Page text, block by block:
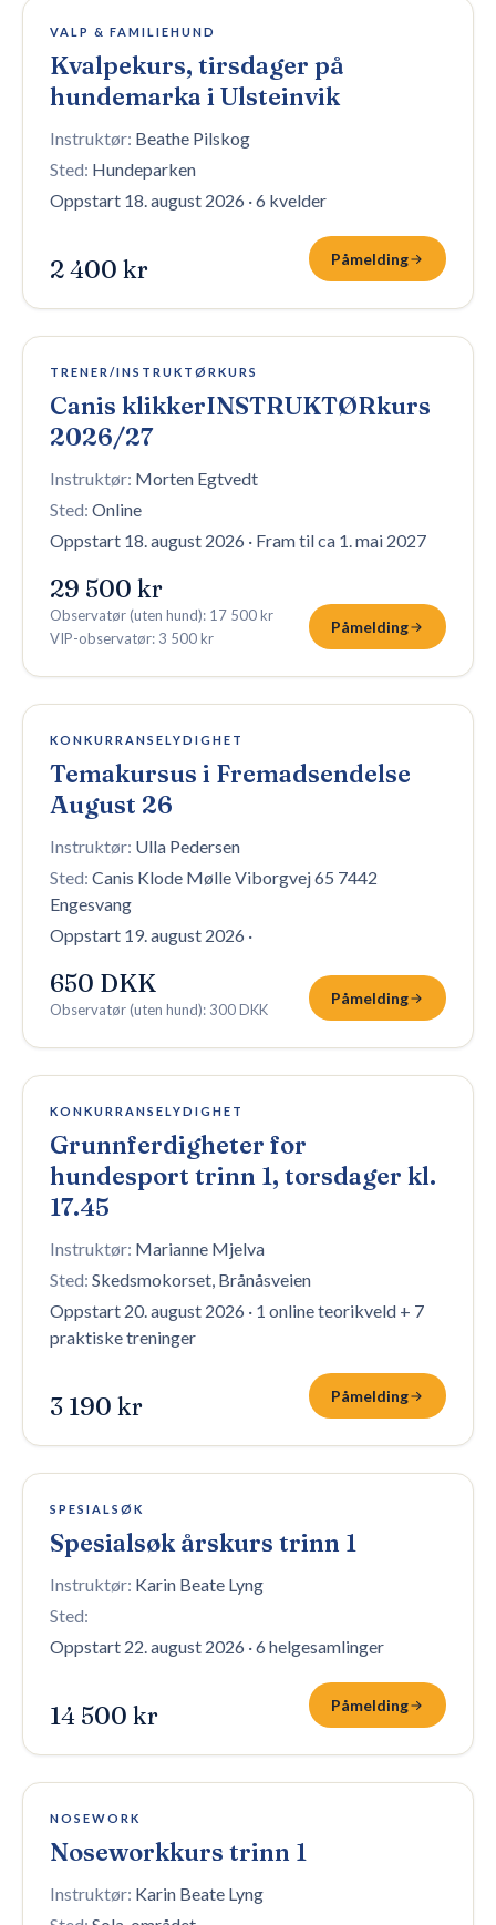
4 plasser igjen
VALP & FAMILIEHUND
Kvalpekurs, tirsdager på
hundemarka i Ulsteinvik
Instruktør: Beathe Pilskog
Sted: Hundeparken
Oppstart 18. august 2026 ·6 kvelder
2 400 kr Påmelding
3 plasser igjen
TRENER/INSTRUKTØRKURS
Canis klikkerINSTRUKTØRkurs
2026/27
Instruktør: Morten Egtvedt
Sted: Online
Oppstart 18. august 2026 · Fram til ca 1. mai 2027
29 500 kr
Observatør (uten hund): 17 500 kr
VIP-observatør: 3 500 kr
Påmelding
4 plasser igjen
KONKURRANSELYDIGHET
Temakursus i Fremadsendelse
August 26
Instruktør: Ulla Pedersen
Sted: Canis Klode Mølle Viborgvej 65 7442
Engesvang
Oppstart 19. august 2026 ·
650 DKK
Observatør (uten hund): 300 DKK
Påmelding
2 plasser igjen
KONKURRANSELYDIGHET
Grunnferdigheter for
hundesport trinn 1, torsdager kl.
17.45
Instruktør: Marianne Mjelva
Sted: Skedsmokorset, Brånåsveien
Oppstart 20. august 2026 · 1 online teorikveld + 7
praktiske treninger
3 190 kr Påmelding
19 plasser igjen
SPESIALSØK
Spesialsøk årskurs trinn 1
Instruktør: Karin Beate Lyng
Sted:
Oppstart 22. august 2026 ·6 helgesamlinger
14 500 kr Påmelding
10 plasser igjen
NOSEWORK
Noseworkkurs trinn 1
Instruktør: Karin Beate Lyng